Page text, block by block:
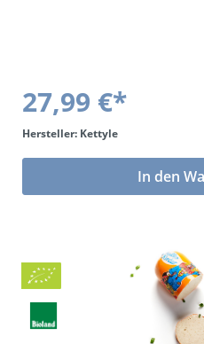
27,99 €*
Hersteller: Kettyle
In den
Bio
BLa